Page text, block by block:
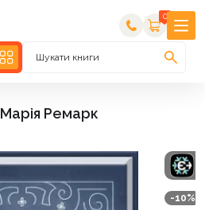
0
Шукати книги
Марія Ремарк
-10%